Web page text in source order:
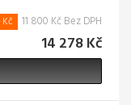
11 800 Kč Bez DPH
14 278 Kč